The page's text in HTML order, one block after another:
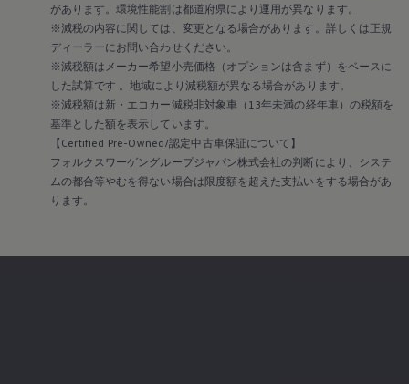
があります。環境性能割は都道府県により運用が異なります。
※減税の内容に関しては、変更となる場合があります。詳しくは正規
ディーラーにお問い合わせください。
※減税額はメーカー希望小売価格（オプションは含まず）をベースに
した試算です 。地域により減税額が異なる場合があります。
※減税額は新・エコカー減税非対象車（13年未満の経年車）の税額を
基準とした額を表示しています。
【Certified Pre-Owned/認定中古車保証について】
フォルクスワーゲングループジャパン株式会社の判断により、システ
ムの都合等やむを得ない場合は限度額を超えた支払いをする場合があ
ります。